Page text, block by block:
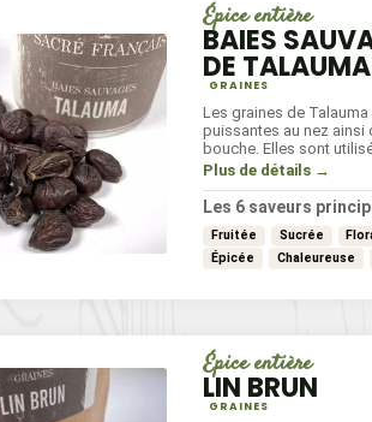
Épice entière
BAIES
DE TALAUMA
GRAINES
Les graines de
puissantes au nez ainsi
bouche. Elles sont
cuisine des populations
accompagnent les plats
base de gibiers et de
Plus de détails →
Les 6 saveurs
Fruitée Sucrée
Épicée
Chaleureuse
Épice entière
LIN BRUN
GRAINES